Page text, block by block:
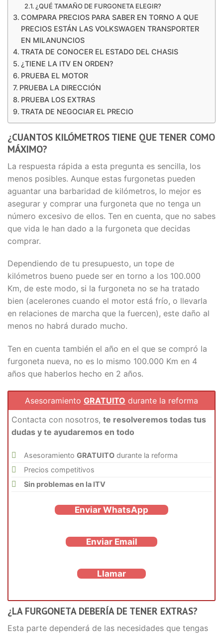
¿QUÉ TAMAÑO DE FURGONETA ELEGIR?
COMPARA PRECIOS PARA SABER EN TORNO A QUE
PRECIOS ESTÁN LAS VOLKSWAGEN TRANSPORTER
EN MILANUNCIOS
TRATA DE CONOCER EL ESTADO DEL CHASIS
¿TIENE LA ITV EN ORDEN?
PRUEBA EL MOTOR
PRUEBA LA DIRECCIÓN
PRUEBA LOS EXTRAS
TRATA DE NEGOCIAR EL PRECIO
¿CUANTOS KILÓMETROS TIENE QUE TENER COMO
MÁXIMO?
La respuesta rápida a esta pregunta es sencilla, los
menos posibles. Aunque estas furgonetas pueden
aguantar una barbaridad de kilómetros, lo mejor es
asegurar y comprar una furgoneta que no tenga un
número excesivo de ellos. Ten en cuenta, que no sabes
que vida le han dado a la furgoneta que decidas
comprar.
Dependiendo de tu presupuesto, un tope de
kilómetros bueno puede ser en torno a los 100.000
Km, de este modo, si la furgoneta no se ha tratado
bien (acelerones cuando el motor está frío, o llevarla
en relaciones de marcha que la fuercen), este daño al
menos no habrá durado mucho.
Ten en cuenta también el año en el que se compró la
furgoneta nueva, no es lo mismo 100.000 Km en 4
años que haberlos hecho en 2 años.
Asesoramiento GRATUITO durante la reforma
Contacta con nosotros,te resolveremos todas tus
dudas y te ayudaremos en todo
AsesoramientoGRATUITO durante la reforma
Precios competitivos
Sin problemas en la ITV
Enviar WhatsApp
Enviar Email
Llamar
¿LA FURGONETA DEBERÍA DE TENER EXTRAS?
Esta parte dependerá de las necesidades que tengas